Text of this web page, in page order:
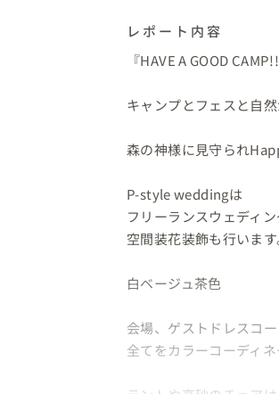
レポート内容
『HAVE A GOOD CAMP!!
キャンプとフェスと自
森の神様に見守られ
P-style weddingは
フリーランスウェディ
空間装花装飾も行います
白ベージュ茶色
会場、ゲストドレスコ
全てをカラーコーディネ